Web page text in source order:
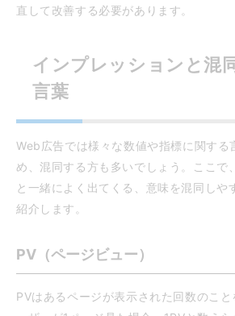
直して改善する必要があります。
インプレッションと混
言葉
Web広告では様々な数値や指標に関する
め、混同する方も多いでしょう。ここで
と一緒によく出てくる、意味を混同しや
紹介します。
PV（ページビュー）
PVはあるページが表示された回数のこと